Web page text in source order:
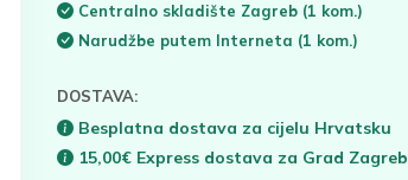
Centralno skladište Zagreb (1 kom.)
Narudžbe putem Interneta (1 kom.)
DOSTAVA:
Besplatna dostava za cijelu Hrvatsku
15,00€ Express dostava za Grad Zagreb